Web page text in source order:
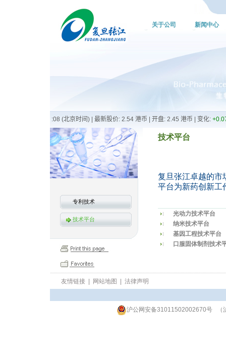
关于公司 新闻中心
专利技术
技术平台
技术平台
复旦张江卓越的市
平台为新药创新工
光动力技术平台
纳米技术平台
基因工程技术平台
口服固体制剂技术
友情链接 网站地图 法律声明
沪公网安备31011502002670号（